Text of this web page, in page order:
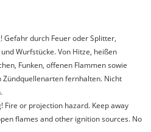
Gefahr durch Feuer oder Splitter,
Wurfstücke. Von Hitze, heißen
Funken, offenen Flammen sowie
Zündquellenarten fernhalten. Nicht
Fire or projection hazard. Keep away
flames and other ignition sources. No